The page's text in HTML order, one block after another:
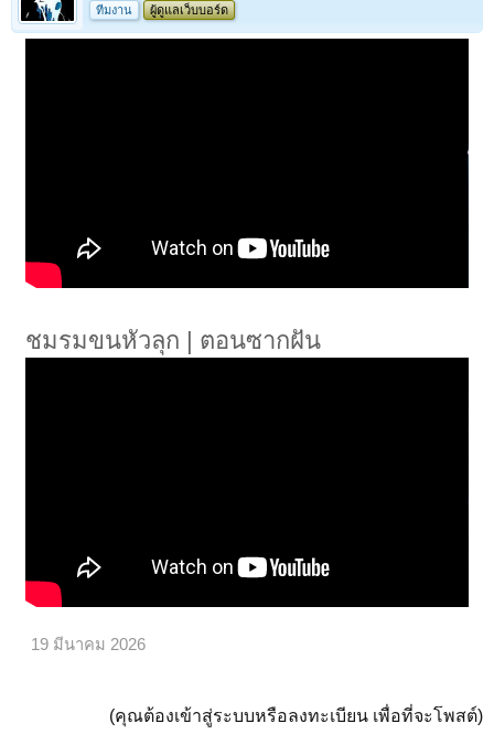
ทีมงาน
ผู้ดูแลเว็บบอร์ด
ชมรมขนหัวลุก | ตอนซากฝัน
19 มีนาคม 2026
(คุณต้องเข้าสู่ระบบหรือลงทะเบียน เพื่อที่จะโพสต์)